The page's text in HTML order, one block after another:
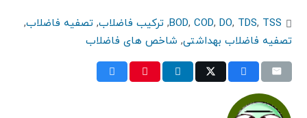
BOD, COD, DO, TDS, TSS
,ترکیب فاضلاب,تصفیه فاضلاب,
تصفیه فاضلاب بهداشتی, شاخص های فاضلاب